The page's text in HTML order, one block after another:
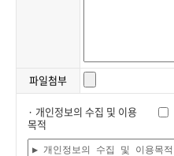
파일첨부
· 개인정보의 수집 및 이용
목적